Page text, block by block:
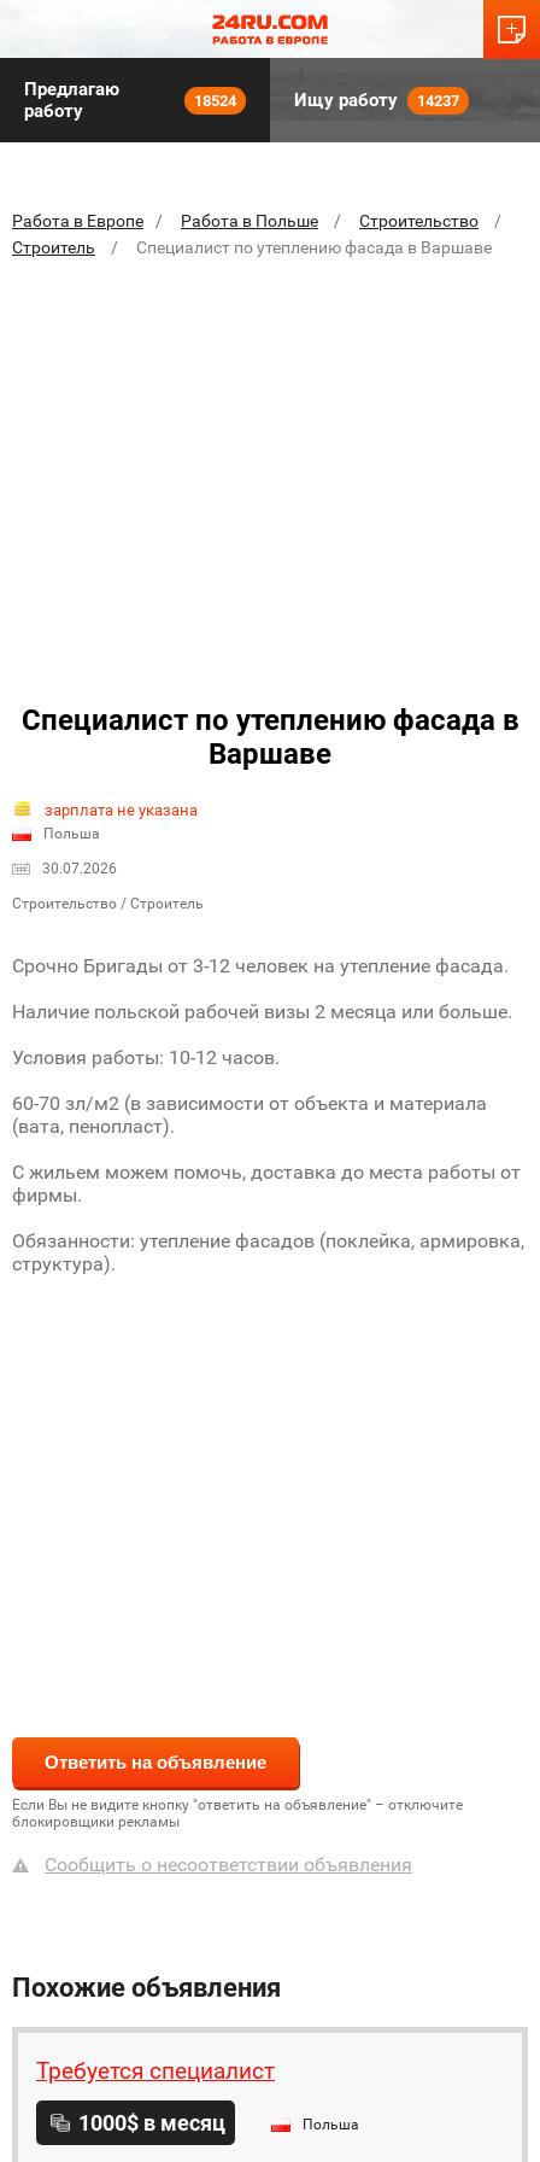
Предлагаю
работу
18524 Ищу работу 14237
Работа в Европе Работа в Польше
Строительство
Строитель
Специалист по утеплению фасада в Варшаве
Специалист по утеплению фасада в
Варшаве
зарплата не указана
Польша
30.07.2026
Строительство / Строитель
Срочно Бригады от 3-12 человек на утепление фасада.
Наличие польской рабочей визы 2 месяца или больше.
Условия работы: 10-12 часов.
60-70 зл/м2 (в зависимости от объекта и материала
(вата, пенопласт).
С жильем можем помочь, доставка до места работы от
фирмы.
Обязанности: утепление фасадов (поклейка, армировка,
структура).
Если Вы не видите кнопку "ответить на объявление" – отключите
блокировщики рекламы
Сообщить о несоответствии объявления
Похожие объявления
Требуется специалист
1000$ в месяц Польша